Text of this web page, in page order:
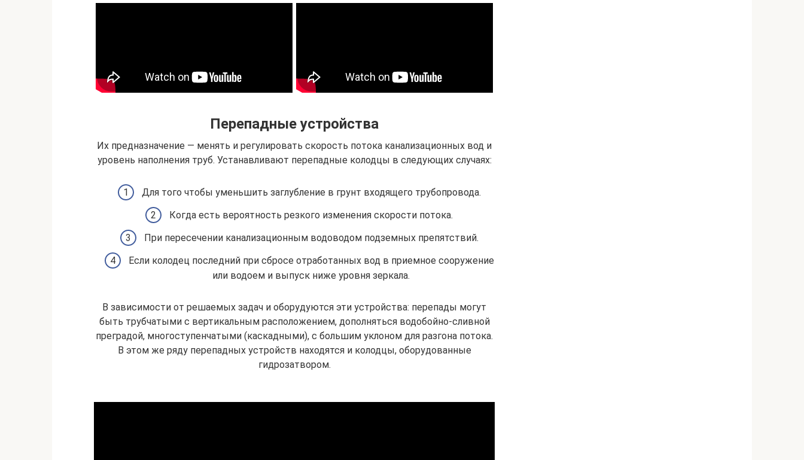
Перепадные устройства
Их предназначение — менять и регулировать скорость потока канализационных вод и
уровень наполнения труб. Устанавливают перепадные колодцы в следующих случаях:
Для того чтобы уменьшить заглубление в грунт входящего трубопровода.
Когда есть вероятность резкого изменения скорости потока.
При пересечении канализационным водоводом подземных препятствий.
Если колодец последний при сбросе отработанных вод в приемное сооружение
или водоем и выпуск ниже уровня зеркала.
В зависимости от решаемых задач и оборудуются эти устройства: перепады могут
быть трубчатыми с вертикальным расположением, дополняться водобойно-сливной
преградой, многоступенчатыми (каскадными), с большим уклоном для разгона потока.
В этом же ряду перепадных устройств находятся и колодцы, оборудованные
гидрозатвором.